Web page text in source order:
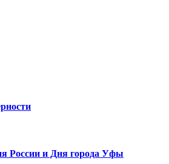
России и Дня города Уфы